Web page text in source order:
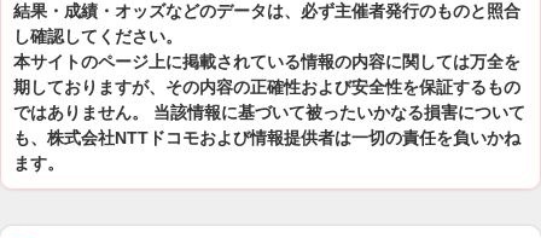
結果・成績・オッズなどのデータは、必ず主催者発行のものと照合
し確認してください。
本サイトのページ上に掲載されている情報の内容に関しては万全を
期しておりますが、その内容の正確性および安全性を保証するもの
ではありません。 当該情報に基づいて被ったいかなる損害について
も、株式会社NTTドコモおよび情報提供者は一切の責任を負いかね
ます。